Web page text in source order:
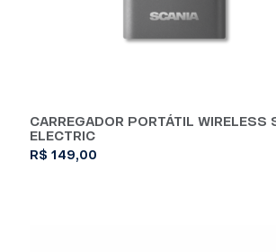
CARREGADOR PORTÁTIL WIRELESS
ELECTRIC
R$ 149,00